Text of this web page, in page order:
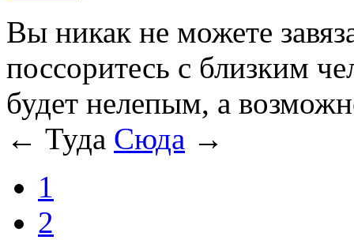
Вы никак не можете
поссоритесь с близким
будет нелепым, а
← Туда Сюда →
1
2